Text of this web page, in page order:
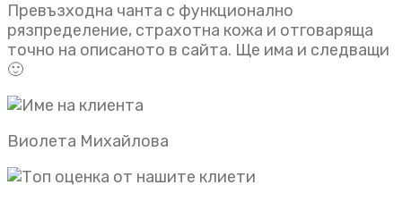
Превъзходна чанта с функционално
рязпределение, страхотна кожа и отговаряща
точно на описаното в сайта. Ще има и следващи
🙂
Виолета Михайлова